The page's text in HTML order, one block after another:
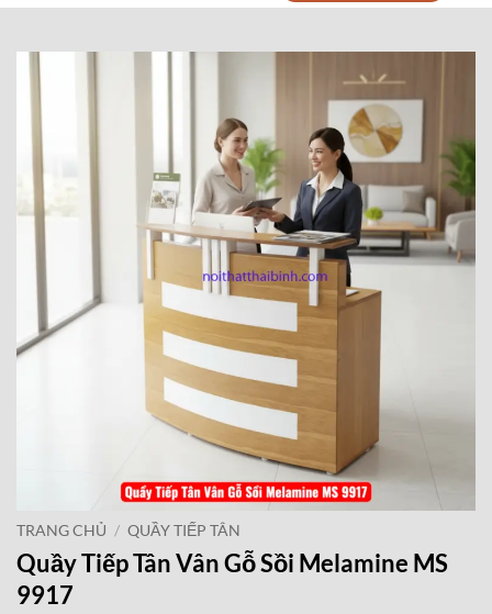
TRANG CHỦ / QUẦY TIẾP TÂN
Quầy Tiếp Tân Vân Gỗ Sồi Melamine MS
9917